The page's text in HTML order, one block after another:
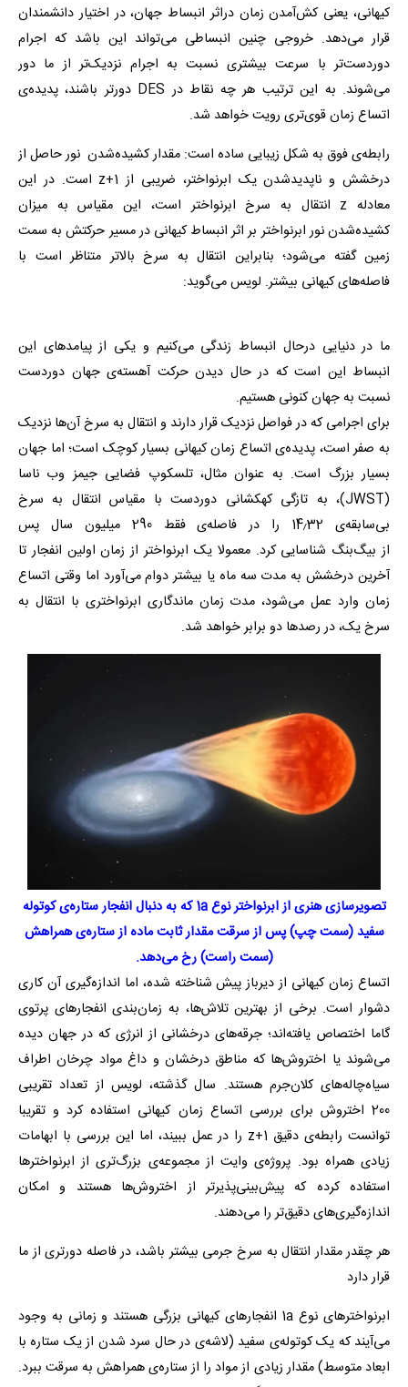
کیهانی، یعنی کش‌آمدن زمان دراثر انبساط جهان، در اختیار دانشمندان
قرار می‌دهد. خروجی چنین انبساطی می‌تواند این باشد که اجرام
دوردست‌تر با سرعت بیشتری نسبت به اجرام نزدیک‌تر از ما دور
می‌شوند. به این ترتیب هر چه نقاط در DES دورتر باشند، پدیده‌ی
اتساع زمان قوی‌تری رویت خواهد شد.
رابطه‌ی فوق به شکل زیبایی ساده است: مقدار کشیده‌شدن نور حاصل از
درخشش و ناپدیدشدن یک ابرنواختر، ضریبی از 1+z است. در این
معادله z انتقال به سرخ ابرنواختر است، این مقیاس به میزان
کشیده‌شدن نور ابرنواختر بر اثر انبساط کیهانی در مسیر حرکتش به سمت
زمین گفته می‌شود؛ بنابراین انتقال به سرخ بالاتر متناظر است با
فاصله‌های کیهانی بیشتر. لویس می‌گوید:
ما در دنیایی در‌حال انبساط زندگی می‌کنیم و یکی از پیامدهای این
انبساط این است که در حال دیدن حرکت آهسته‌ی جهان دوردست
نسبت به جهان کنونی هستیم.
برای اجرامی که در فواصل نزدیک قرار دارند و انتقال به سرخ آن‌ها نزدیک
به صفر است، پدیده‌ی اتساع زمان کیهانی بسیار کوچک است؛ اما جهان
بسیار بزرگ است. به عنوان مثال، تلسکوپ فضایی جیمز وب ناسا
(JWST)، به تازگی کهکشانی دوردست با مقیاس انتقال به سرخ
بی‌سابقه‌ی 14٫32 را در فاصله‌ی فقط 290 میلیون سال پس
از بیگ‌بنگ شناسایی کرد. معمولا یک ابرنواختر از زمان اولین انفجار تا
آخرین درخشش به مدت سه ماه یا بیشتر دوام می‌آورد اما وقتی اتساع
زمان وارد عمل می‌شود، مدت زمان ماندگاری ابرنواختری با انتقال به
سرخ یک، در رصدها دو برابر خواهد شد.
تصویرسازی هنری از ابرنواختر نوع 1a که به دنبال انفجار ستاره‌ی کوتوله
سفید (سمت چپ) پس از سرقت مقدار ثابت ماده از ستاره‌ی همراهش
(سمت راست) رخ می‌دهد.
اتساع زمان کیهانی از دیرباز پیش شناخته شده، اما اندازه‌گیری آن کاری
دشوار است. برخی از بهترین تلاش‌ها، به زمان‌بندی انفجارهای پرتوی
گاما اختصاص یافته‌اند؛ جرقه‌های درخشانی از انرژی که در جهان دیده
می‌شوند یا اختروش‌ها که مناطق درخشان و داغ مواد چرخان اطراف
سیاه‌چاله‌های کلان‌جرم هستند. سال گذشته، لویس از تعداد تقریبی
200 اختروش برای بررسی اتساع زمان کیهانی استفاده کرد و تقریبا
توانست رابطه‌ی دقیق 1+z را در عمل ببیند، اما این بررسی با ابهامات
زیادی همراه بود. پروژه‌ی وایت از مجموعه‌ی بزرگ‌تری از ابرنواختر‌ها
استفاده کرده که پیش‌بینی‌پذیرتر از اختروش‌ها هستند و امکان
اندازه‌گیری‌های دقیق‌تر را می‌دهند.
هر چقدر مقدار انتقال به سرخ جرمی بیشتر باشد، در فاصله دورتری از ما
قرار دارد
ابرنواخترهای نوع 1a انفجارهای کیهانی بزرگی هستند و زمانی به وجود
می‌آیند که یک کوتوله‌ی سفید (لاشه‌ی در حال سرد شدن از یک ستاره‌ با
ابعاد متوسط) مقدار زیادی از مواد را از ستاره‌ی همراهش به سرقت ببرد.